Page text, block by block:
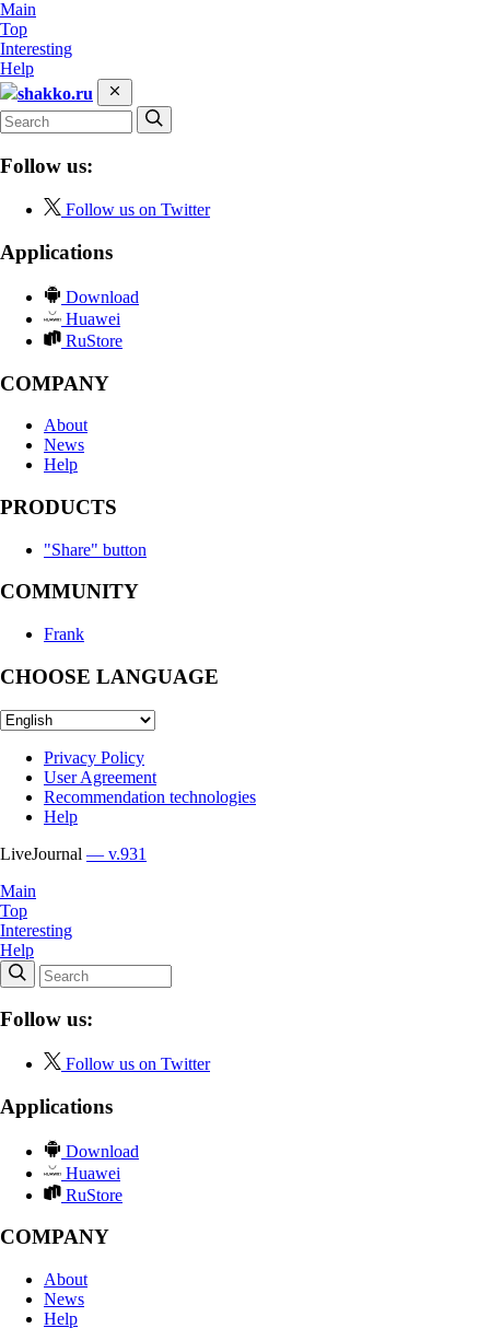
Main
Top
Interesting
Help
shakko.ru
Follow us:
Follow us on Twitter
Applications
Download
Huawei
RuStore
COMPANY
About
News
Help
PRODUCTS
"Share" button
COMMUNITY
Frank
CHOOSE LANGUAGE
Privacy Policy
User Agreement
Recommendation technologies
Help
LiveJournal — v.931
Main
Top
Interesting
Help
Follow us:
Follow us on Twitter
Applications
Download
Huawei
RuStore
COMPANY
About
News
Help